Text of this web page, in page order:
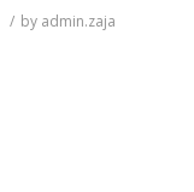
/ by admin.zaja